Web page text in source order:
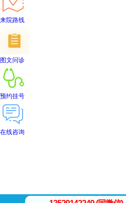
来院路线
图文问诊
预约挂号
在线咨询